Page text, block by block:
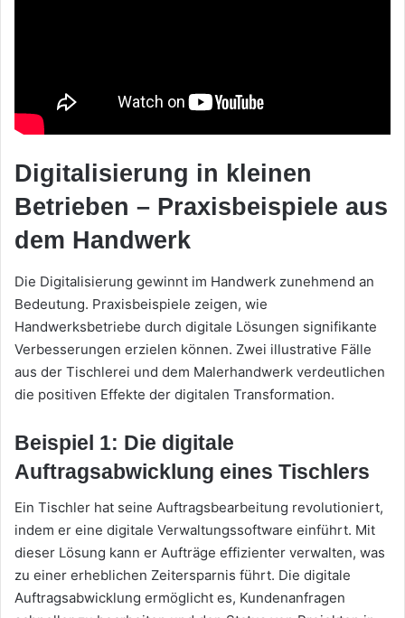
Digitalisierung in kleinen
Betrieben – Praxisbeispiele aus
dem Handwerk
Die Digitalisierung gewinnt im Handwerk zunehmend an
Bedeutung. Praxisbeispiele zeigen, wie
Handwerksbetriebe durch digitale Lösungen signifikante
Verbesserungen erzielen können. Zwei illustrative Fälle
aus der Tischlerei und dem Malerhandwerk verdeutlichen
die positiven Effekte der digitalen Transformation.
Beispiel 1: Die digitale
Auftragsabwicklung eines Tischlers
Ein Tischler hat seine Auftragsbearbeitung revolutioniert,
indem er eine digitale Verwaltungssoftware einführt. Mit
dieser Lösung kann er Aufträge effizienter verwalten, was
zu einer erheblichen Zeitersparnis führt. Die digitale
Auftragsabwicklung ermöglicht es, Kundenanfragen